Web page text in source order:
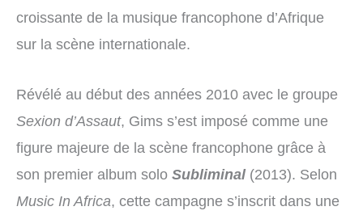
croissante de la musique francophone d’Afrique
sur la scène internationale.
Révélé au début des années 2010 avec le groupe
Sexion d’Assaut, Gims s’est imposé comme une
figure majeure de la scène francophone grâce à
son premier album solo Subliminal(2013). Selon
Music In Africa, cette campagne s’inscrit dans une